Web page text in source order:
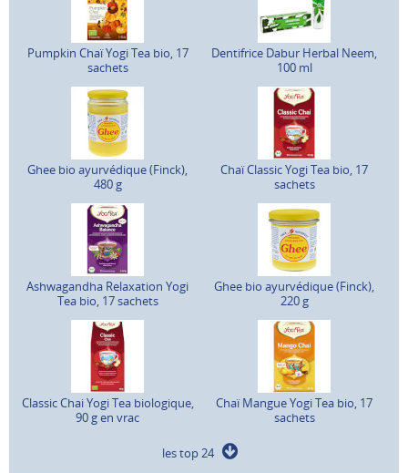
Pumpkin Chaï Yogi Tea bio, 17
sachets
Dentifrice Dabur Herbal Neem,
100 ml
Ghee bio ayurvédique (Finck),
480 g
Chaï Classic Yogi Tea bio, 17
sachets
Ashwagandha Relaxation Yogi
Tea bio, 17 sachets
Ghee bio ayurvédique (Finck),
220 g
Classic Chai Yogi Tea biologique,
90 g en vrac
Chaï Mangue Yogi Tea bio, 17
sachets
les top 24